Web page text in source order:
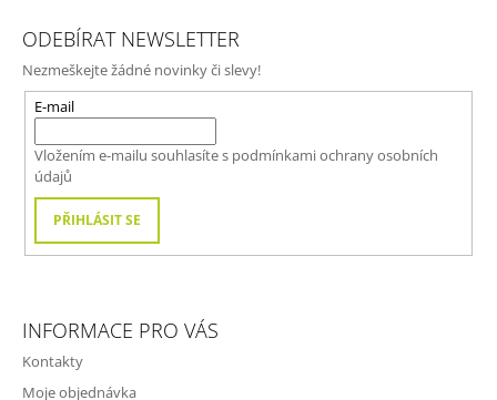
ODEBÍRAT NEWSLETTER
Nezmeškejte žádné novinky či slevy!
E-mail
Vložením e-mailu souhlasíte s podmínkami ochrany osobních
údajů
PŘIHLÁSIT SE
INFORMACE PRO VÁS
Kontakty
Moje objednávka